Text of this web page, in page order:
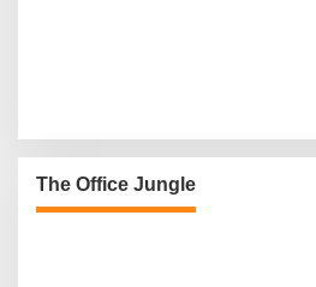
The Office Jungle